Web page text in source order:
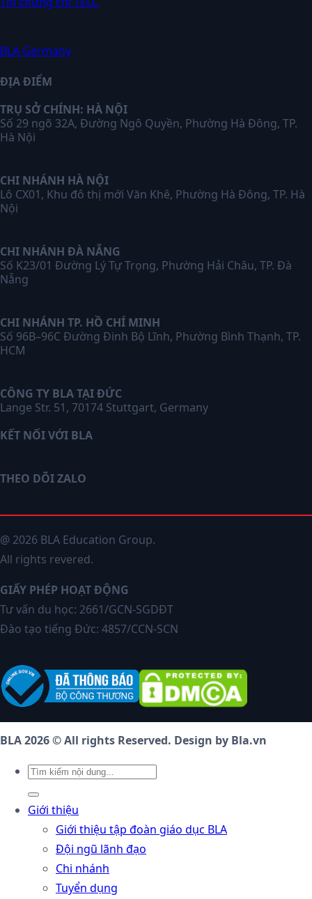
BLA Germany
ĐỊA ĐIỂM
TRỤ SỞ CHÍNH: HÀ NỘI
Số 29 ngõ 32A, Đường Ngô Quyền, Phường Hà Đông, TP.
Hà Nội
CHI NHÁNH HÀ NỘI
Lô CX01, Khu đô thị mới Văn Khê, Phường Hà Đông, TP. Hà
Nội
CHI NHÁNH ĐÀ NẴNG
Số K23/01 Đường Lý Tự Trọng, Phường Hải Châu, TP. Đà
Nẵng
CHI NHÁNH TP. HỒ CHÍ MINH
Số 96B–96C Đường Đinh Bộ Lĩnh, Phường Bình Thạnh, TP.
HCM
CÔNG TY BLA TẠI ĐỨC
Lange Str. 51, 70174 Stuttgart, Germany
KẾT NỐI VỚI BLA
THEO DÕI ZALO
@ 2026 BLA Education Group.
All rights revered.
GIẤY PHÉP HOẠT ĐỘNG
Tư vấn du học: 2661/GCN-SGDĐT
Đào tạo tiếng Đức: 4857/CCN-SCN
BLA 2026 © All rights Reserved. Design by Bla.vn
Giới thiệu
Giới thiệu tập đoàn giáo dục BLA
Đội ngũ lãnh đạo
Chi nhánh
Tuyển dụng